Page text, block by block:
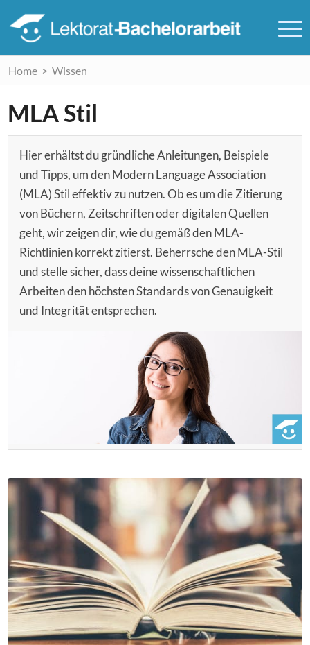
Home > Wissen
MLA Stil
Hier erhältst du gründliche Anleitungen, Beispiele
und Tipps, um den Modern Language Association
(MLA) Stil effektiv zu nutzen. Ob es um die Zitierung
von Büchern, Zeitschriften oder digitalen Quellen
geht, wir zeigen dir, wie du gemäß den MLA-
Richtlinien korrekt zitierst. Beherrsche den MLA-Stil
und stelle sicher, dass deine wissenschaftlichen
Arbeiten den höchsten Standards von Genauigkeit
und Integrität entsprechen.